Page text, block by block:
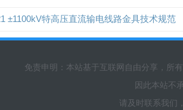
±1100kV特高压直流输电线路金具技术规范
免责申明：本站基于互联网自由分享，所
因此本站不
请及时联系我们